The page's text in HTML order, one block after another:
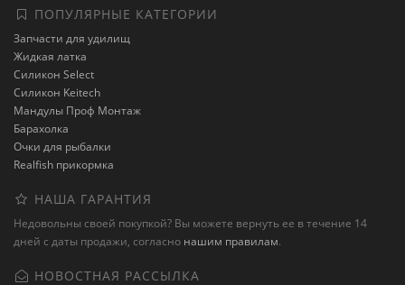
ПОПУЛЯРНЫЕ КАТЕГОРИИ
Запчасти для удилищ
Жидкая латка
Силикон Select
Силикон Keitech
Мандулы Проф Монтаж
Барахолка
Очки для рыбалки
Realfish прикормка
НАША ГАРАНТИЯ
Недовольны своей покупкой? Вы можете вернуть ее в течение 14
дней с даты продажи, согласно нашим правилам.
НОВОСТНАЯ РАССЫЛКА